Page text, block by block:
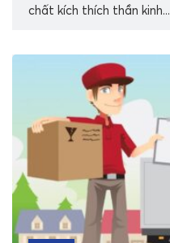
chất kích thích thần kinh...